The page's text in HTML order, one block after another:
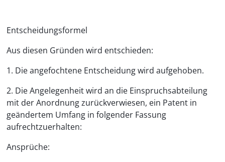
Entscheidungsformel
Aus diesen Gründen wird entschieden:
1. Die angefochtene Entscheidung wird aufgehoben.
2. Die Angelegenheit wird an die Einspruchsabteilung
mit der Anordnung zurückverwiesen, ein Patent in
geändertem Umfang in folgender Fassung
aufrechtzuerhalten:
Ansprüche: